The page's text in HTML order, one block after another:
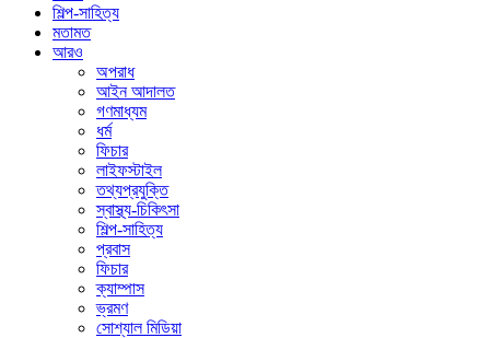
শিল্প-সাহিত্য
মতামত
আরও
অপরাধ
আইন আদালত
গণমাধ্যম
ধর্ম
ফিচার
লাইফস্টাইল
তথ্যপ্রযুক্তি
স্বাস্থ্য-চিকিৎসা
শিল্প-সাহিত্য
প্রবাস
ফিচার
ক্যাম্পাস
ভ্রমণ
সোশ্যাল মিডিয়া